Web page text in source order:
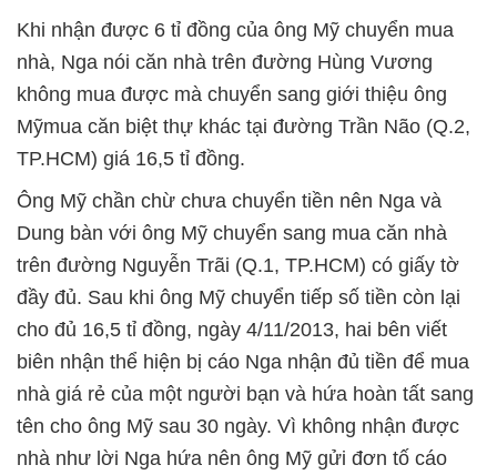
Khi nhận được 6 tỉ đồng của ông Mỹ chuyển mua
nhà, Nga nói căn nhà trên đường Hùng Vương
không mua được mà chuyển sang giới thiệu ông
Mỹmua căn biệt thự khác tại đường Trần Não (Q.2,
TP.HCM) giá 16,5 tỉ đồng.
Ông Mỹ chần chừ chưa chuyển tiền nên Nga và
Dung bàn với ông Mỹ chuyển sang mua căn nhà
trên đường Nguyễn Trãi (Q.1, TP.HCM) có giấy tờ
đầy đủ. Sau khi ông Mỹ chuyển tiếp số tiền còn lại
cho đủ 16,5 tỉ đồng, ngày 4/11/2013, hai bên viết
biên nhận thể hiện bị cáo Nga nhận đủ tiền để mua
nhà giá rẻ của một người bạn và hứa hoàn tất sang
tên cho ông Mỹ sau 30 ngày. Vì không nhận được
nhà như lời Nga hứa nên ông Mỹ gửi đơn tố cáo